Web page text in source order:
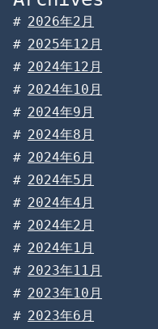
2026年2月
2025年12月
2024年12月
2024年10月
2024年9月
2024年8月
2024年6月
2024年5月
2024年4月
2024年2月
2024年1月
2023年11月
2023年10月
2023年6月